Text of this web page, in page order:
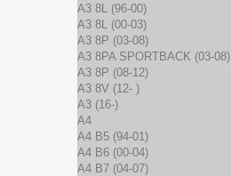
A3 8L (96-00)
A3 8L (00-03)
A3 8P (03-08)
A3 8PA SPORTBACK (03-08)
A3 8P (08-12)
A3 8V (12- )
A3 (16-)
A4
A4 B5 (94-01)
A4 B6 (00-04)
A4 B7 (04-07)